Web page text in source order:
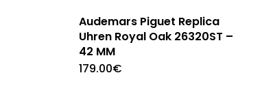
Audemars Piguet Replica
Uhren Royal Oak 26320ST –
42 MM
179.00€